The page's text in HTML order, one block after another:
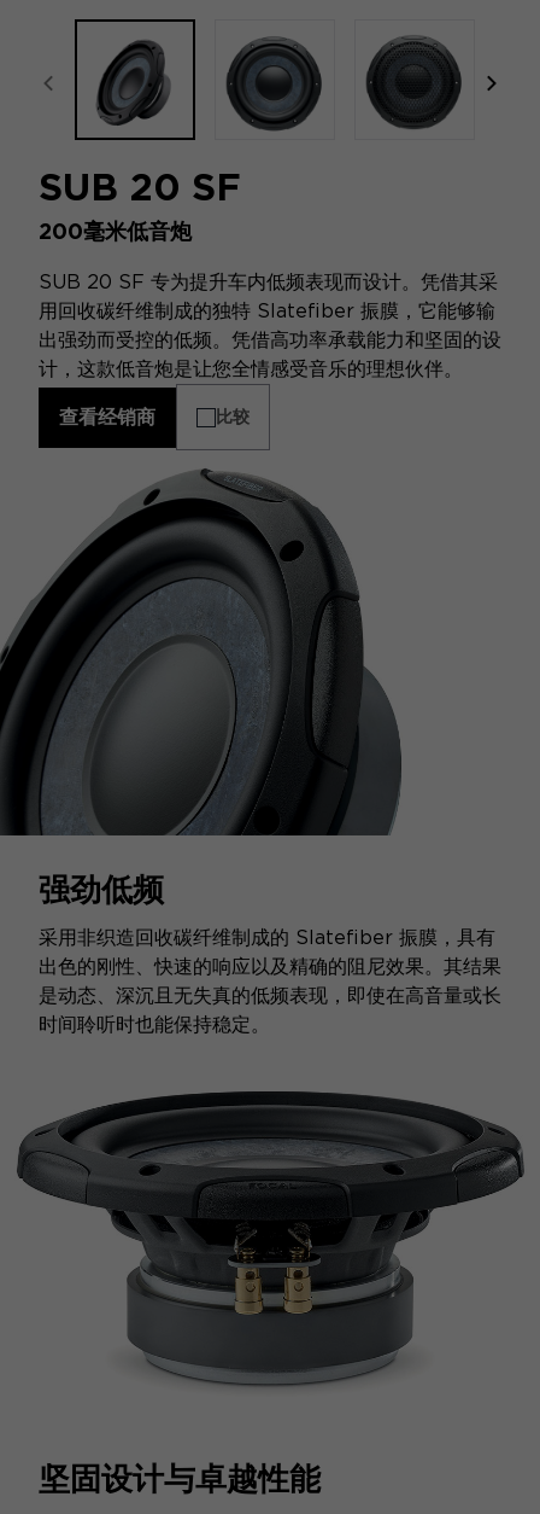
focal-naim-frontent::misc.prev_label
SUB 20 SF
200毫米低音炮
SUB 20 SF 专为提升车内低频表现而设计。凭借其采
用回收碳纤维制成的独特 Slatefiber 振膜，它能够输
出强劲而受控的低频。凭借高功率承载能力和坚固的设
计，这款低音炮是让您全情感受音乐的理想伙伴。
查看经销商 比较
强劲低频
采用非织造回收碳纤维制成的 Slatefiber 振膜，具有
出色的刚性、快速的响应以及精确的阻尼效果。其结果
是动态、深沉且无失真的低频表现，即使在高音量或长
时间聆听时也能保持稳定。
坚固设计与卓越性能